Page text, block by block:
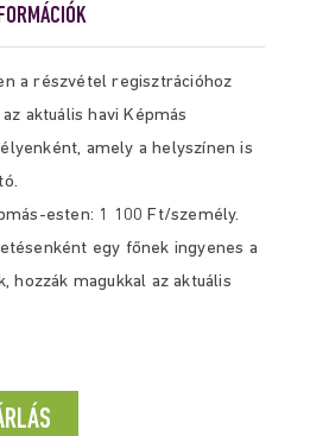
a részvétel regisztrációhoz
aktuális havi Képmás
amely a helyszínen is
esten: 1 100 Ft/személy.
egy főnek ingyenes a
hozzák magukkal az aktuális